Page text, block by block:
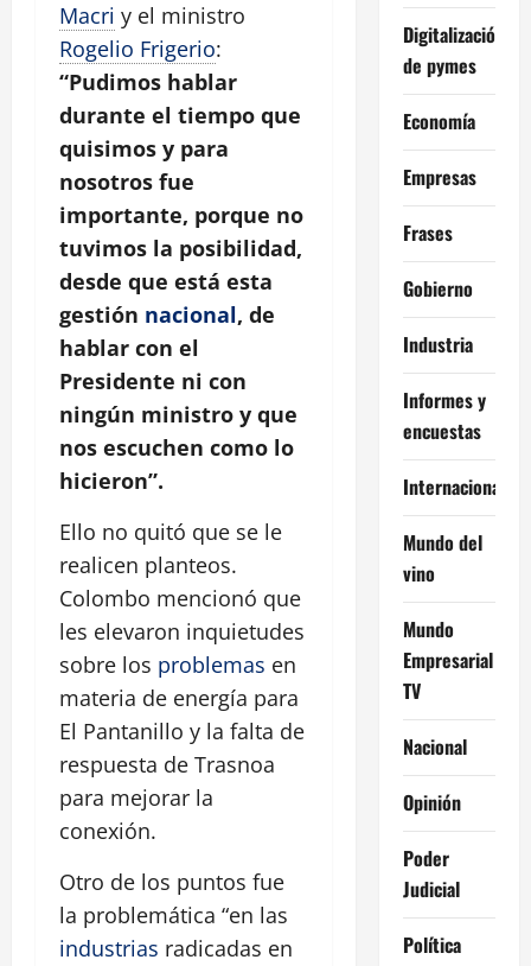
Macri y el ministro
Rogelio Frigerio:
“Pudimos hablar
durante el tiempo que
quisimos y para
nosotros fue
importante, porque no
tuvimos la posibilidad,
desde que está esta
gestión nacional, de
hablar con el
Presidente ni con
ningún ministro y que
nos escuchen como lo
hicieron”.
Ello no quitó que se le
realicen planteos.
Colombo mencionó que
les elevaron inquietudes
sobre los problemas en
materia de energía para
El Pantanillo y la falta de
respuesta de Trasnoa
para mejorar la
conexión.
Otro de los puntos fue
la problemática “en las
industrias radicadas en
Digitalización
de pymes
Economía
Empresas
Frases
Gobierno
Industria
Informes y
encuestas
Internacional
Mundo del
vino
Mundo
Empresarial
TV
Nacional
Opinión
Poder
Judicial
Política